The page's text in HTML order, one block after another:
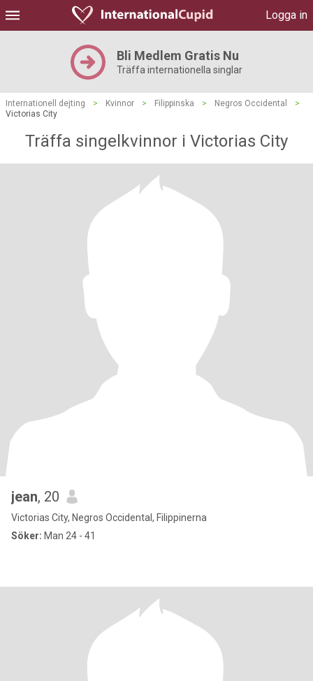
Logga in
Bli Medlem Gratis Nu
Träffa internationella singlar
Internationell dejting > Kvinnor > Filippinska > Negros Occidental
>
Victorias City
Träffa singelkvinnor i Victorias City
jean, 20
Victorias City, Negros Occidental, Filippinerna
Söker: Man 24 - 41